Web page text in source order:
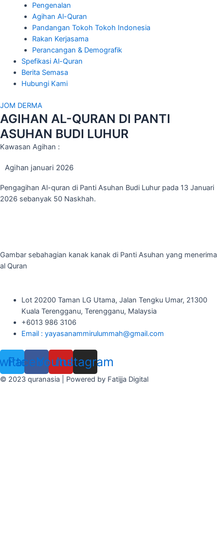
Pengenalan
Agihan Al-Quran
Pandangan Tokoh Tokoh Indonesia
Rakan Kerjasama
Perancangan & Demografik
Spefikasi Al-Quran
Berita Semasa
Hubungi Kami
JOM DERMA
AGIHAN AL-QURAN DI PANTI
ASUHAN BUDI LUHUR
Kawasan Agihan :
Agihan januari 2026
Pengagihan Al-quran di Panti Asuhan Budi Luhur pada 13 Januari
2026 sebanyak 50 Naskhah.
Gambar sebahagian kanak kanak di Panti Asuhan yang menerima
al Quran
Lot 20200 Taman LG Utama, Jalan Tengku Umar, 21300
Kuala Terengganu, Terengganu, Malaysia
+6013 986 3106
Email : yayasanammirulummah@gmail.com
Facebook
Youtube
Instagram
© 2023 quranasia | Powered by Fatijja Digital